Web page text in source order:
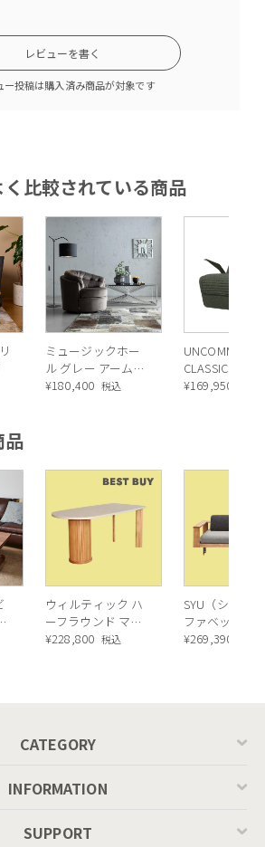
レビューを書く
ー投稿は購入済み商品が対象です
比較されている商品
ミュージックホー
ル グレー アームチ
ェア *
¥180,400 税込
UNCOMMON
CLASSICS
OCCASIONAL
¥169,950
品
ウィルティック ハ
ーフラウンド マテ
ィエラ塗装 ダイニ
¥228,800 税込
SYU（シュウ
ファベッド（
ュラル）
¥269,390
CATEGORY
INFORMATION
SUPPORT